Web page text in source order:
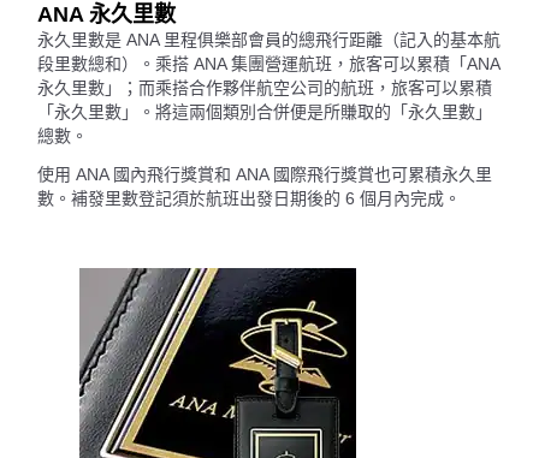
ANA 永久里數
永久里數是 ANA 里程俱樂部會員的總飛行距離（記入的基本航
段里數總和）。乘搭 ANA 集團營運航班，旅客可以累積「ANA
永久里數」；而乘搭合作夥伴航空公司的航班，旅客可以累積
「永久里數」。將這兩個類別合併便是所賺取的「永久里數」
總數。
使用 ANA 國內飛行獎賞和 ANA 國際飛行獎賞也可累積永久里
數。補發里數登記須於航班出發日期後的 6 個月內完成。